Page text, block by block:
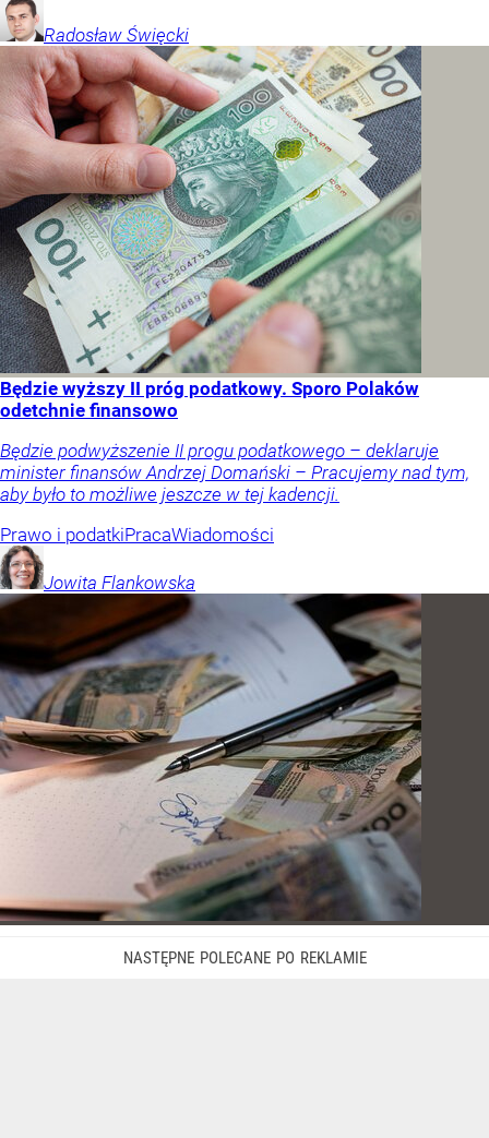
Radosław Święcki
Będzie wyższy II próg podatkowy. Sporo Polaków
odetchnie finansowo
Będzie podwyższenie II progu podatkowego – deklaruje
minister finansów Andrzej Domański – Pracujemy nad tym,
aby było to możliwe jeszcze w tej kadencji.
Prawo i podatkiPracaWiadomości
Jowita Flankowska